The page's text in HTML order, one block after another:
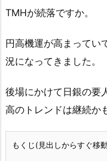
TMHが続落ですか。
円高機運が高まってい
況になってきました。
後場にかけて日銀の要
高のトレンドは継続か
もくじ(見出しからすぐ移